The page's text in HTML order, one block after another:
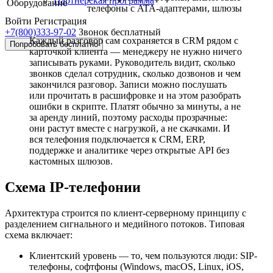
Войти Регистрация
+7(800)333-97-02 Звонок бесплатный
Попробовать бесплатно
Оборудование
телефоны с ATA-адаптерами, шлюзы
Каждый разговор сам сохраняется в CRM рядом с
карточкой клиента — менеджеру не нужно ничего
записывать руками. Руководитель видит, сколько
звонков сделал сотрудник, сколько дозвонов и чем
закончился разговор. Записи можно послушать
или прочитать в расшифровке и на этом разобрать
ошибки в скрипте. Платят обычно за минуты, а не
за аренду линий, поэтому расходы прозрачные:
они растут вместе с нагрузкой, а не скачками. И
вся телефония подключается к CRM, ERP,
поддержке и аналитике через открытые API без
кастомных шлюзов.
Схема IP-телефонии
Архитектура строится по клиент-серверному принципу с
разделением сигнального и медийного потоков. Типовая
схема включает:
Клиентский уровень — то, чем пользуются люди: SIP-
телефоны, софтфоны (Windows, macOS, Linux, iOS,